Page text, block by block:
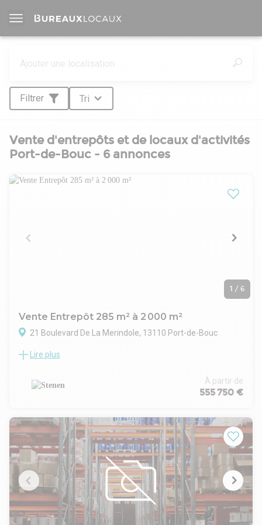
Filtrer Tri
Vente d'entrepôts et de locaux d'activités
Port-de-Bouc - 6 annonces
1 / 6
Vente Entrepôt 285 m² à 2 000 m²
21 Boulevard De La Merindole, 13110 Port-de-Bouc
Le cabinet Stenen vous propose à la vente un local d'activité
minute de la N568 et accès autoroute A55. Ce
positionnement stratégique au coeur de la zone logistique
Le programme VEFA se compose de 7 cellules modulables à
partir de 285 m², permettant d'acquérir une ou plusieurs
unités selon les besoins. Chaque cellule bénéficie d'un accès
de plain-pied, d'une porte sectionnelle, d'une mezzanine
aménageable en bureaux, d'une hauteur libre d'environ 7,8
m et d'un compteur triphasé, offrant une grande flexibilité
d'aménagement pour des activités de stockage, de
production ou artisanales.
l'ensemble est implanté sur une parcelle d'environ 4 000 m²,
Lire plus
À partir de
555 750 €